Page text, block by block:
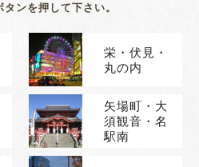
タンを押して下さい。
栄・伏見・
丸の内
矢場町・大
須観音・名
駅南